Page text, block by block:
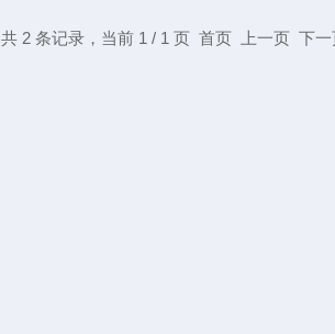
共 2 条记录，当前 1 / 1 页 首页 上一页 下